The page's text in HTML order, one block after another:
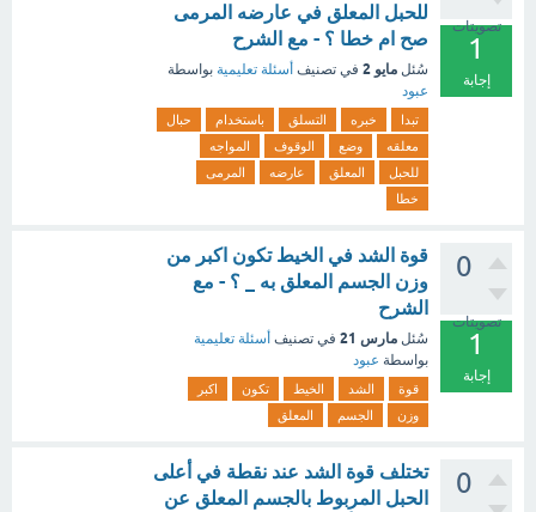
تصويتات
1
إجابة
للحبل المعلق في عارضه المرمى
صح ام خطا ؟ - مع الشرح
سُئل مايو 2 في تصنيف أسئلة تعليمية بواسطة
عبود
تبدا خبره التسلق باستخدام
حبال
معلقه
وضع الوقوف
المواجه
للحبل
المعلق عارضه
المرمى
خطا
0
تصويتات
1
إجابة
قوة الشد في الخيط تكون اكبر من
وزن الجسم المعلق به _ ؟ - مع
الشرح
سُئل مارس 21 في تصنيف أسئلة تعليمية
بواسطة عبود
قوة الشد الخيط تكون
اكبر
وزن
الجسم المعلق
0
تختلف قوة الشد عند نقطة في أعلى
الحبل المربوط بالجسم المعلق عن